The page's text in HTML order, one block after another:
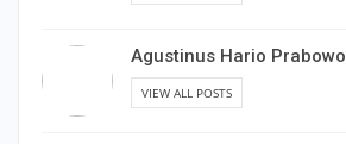
Agustinus Hario Prabowo
VIEW ALL POSTS